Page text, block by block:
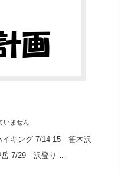
いません
キング 7/14-15 笹木沢
7/29 沢登り …